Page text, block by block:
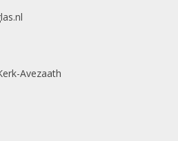
Avezaath